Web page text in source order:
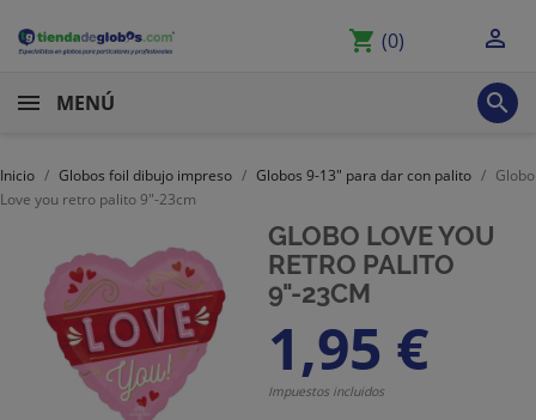
shopping_cart (0) 
MENÚ 
Inicio Globos foil dibujo impreso Globos 9-13" para dar con palito
Globo
Love you retro palito 9"-23cm
GLOBO LOVE YOU
RETRO PALITO
9"-23CM
1,95 €
Impuestos incluidos